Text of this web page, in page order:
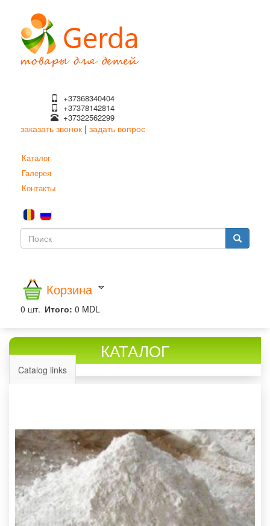
основному
содержанию
+37368340404
+37378142814
+37322562299
заказать звонок | задать вопрос
Каталог
Галерея
Контакты
Форма
Корзина
0 шт. Итого: 0 MDL
КАТАЛОГ
Catalog links